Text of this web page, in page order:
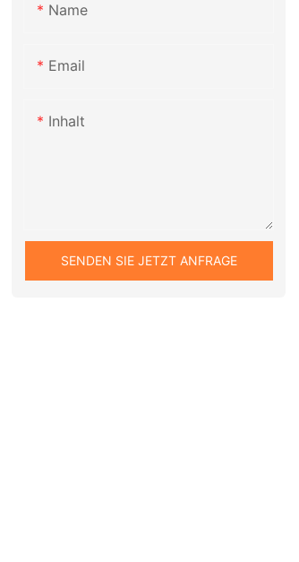
Name
Email
Inhalt
SENDEN SIE JETZT ANFRAGE